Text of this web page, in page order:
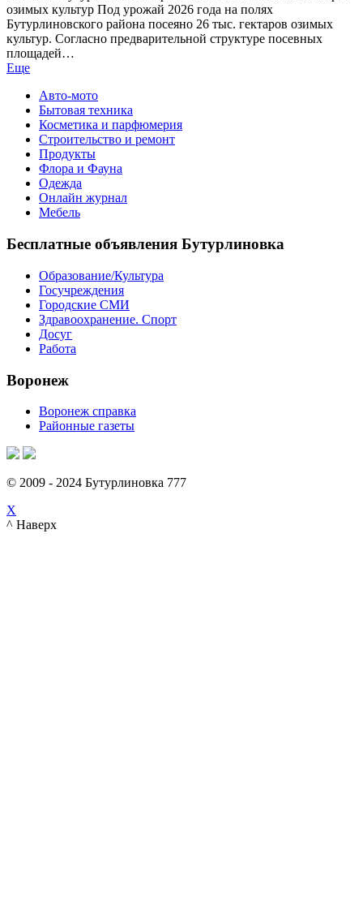
озимых культур Под урожай 2026 года на полях
Бутурлиновского района посеяно 26 тыс. гектаров озимых
культур. Согласно предварительной структуре посевных
площадей…
Еще
Авто-мото
Бытовая техника
Косметика и парфюмерия
Строительство и ремонт
Продукты
Флора и Фауна
Одежда
Онлайн журнал
Мебель
Бесплатные объявления Бутурлиновка
Образование/Культура
Госучреждения
Городские СМИ
Здравоохранение. Спорт
Досуг
Работа
Воронеж
Воронеж справка
Районные газеты
© 2009 - 2024 Бутурлиновка 777
X
^ Наверх